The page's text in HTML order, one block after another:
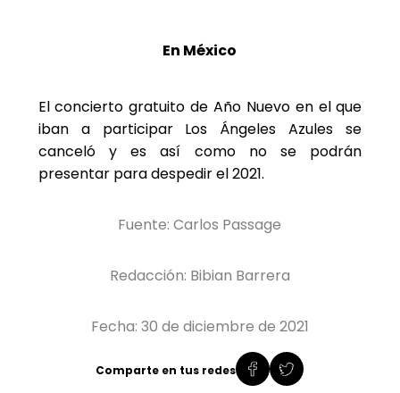
En México
El concierto gratuito de Año Nuevo en el que
iban a participar Los Ángeles Azules se
canceló y es así como no se podrán
presentar para despedir el 2021.
Fuente: Carlos Passage
Redacción: Bibian Barrera
Fecha: 30 de diciembre de 2021
Comparte en tus redes